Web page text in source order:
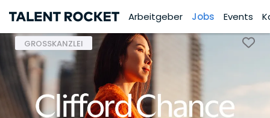
Arbeitgeber Jobs Events
GROSSKANZLEI